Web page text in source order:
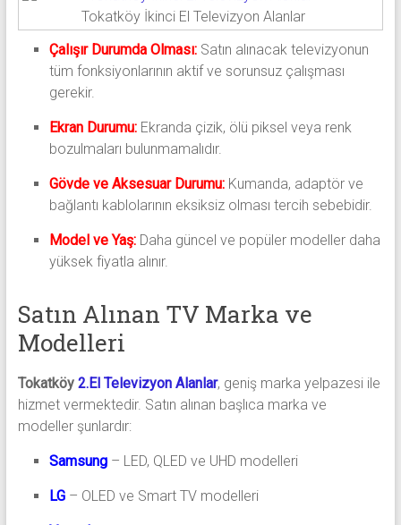
Tokatköy İkinci El Televizyon Alanlar
Çalışır Durumda Olması:Satın alınacak televizyonun
tüm fonksiyonlarının aktif ve sorunsuz çalışması
gerekir.
Ekran Durumu: Ekranda çizik, ölü piksel veya renk
bozulmaları bulunmamalıdır.
Gövde ve Aksesuar Durumu:Kumanda, adaptör ve
bağlantı kablolarının eksiksiz olması tercih sebebidir.
Model ve Yaş: Daha güncel ve popüler modeller daha
yüksek fiyatla alınır.
Satın Alınan TV Marka ve
Modelleri
Tokatköy 2.El Televizyon Alanlar, geniş marka yelpazesi ile
hizmet vermektedir. Satın alınan başlıca marka ve
modeller şunlardır:
Samsung – LED, QLED ve UHD modelleri
LG– OLED ve Smart TV modelleri